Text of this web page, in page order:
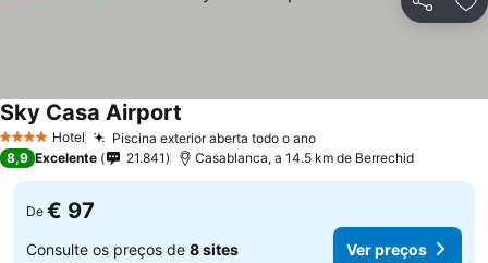
Partilhar
4 EstrelasHotel Piscina exterior aberta todo o ano
Sky Casa Airport
8,9 Excelente 21.841 Casablanca, a 14.5 km de Berrechid
De € 97
Consulte os preços de 8 sites Ver preços